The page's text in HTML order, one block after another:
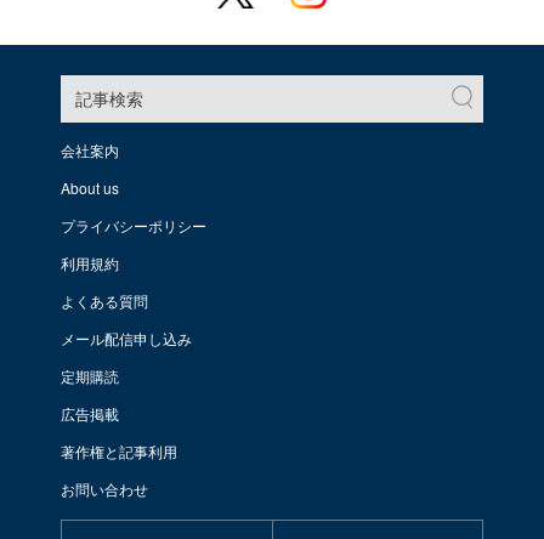
記事検索
会社案内
About us
プライバシーポリシー
利用規約
よくある質問
メール配信申し込み
定期購読
広告掲載
著作権と記事利用
お問い合わせ